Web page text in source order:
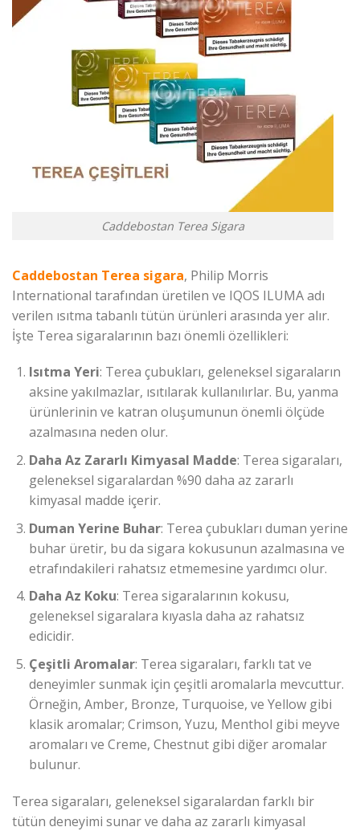
Caddebostan Terea Sigara
Caddebostan Terea sigara, Philip Morris
International tarafından üretilen ve IQOS ILUMA adı
verilen ısıtma tabanlı tütün ürünleri arasında yer alır.
İşte Terea sigaralarının bazı önemli özellikleri:
Isıtma Yeri: Terea çubukları, geleneksel sigaraların
aksine yakılmazlar, ısıtılarak kullanılırlar. Bu, yanma
ürünlerinin ve katran oluşumunun önemli ölçüde
azalmasına neden olur.
Daha Az Zararlı Kimyasal Madde: Terea sigaraları,
geleneksel sigaralardan %90 daha az zararlı
kimyasal madde içerir.
Duman Yerine Buhar: Terea çubukları duman yerine
buhar üretir, bu da sigara kokusunun azalmasına ve
etrafındakileri rahatsız etmemesine yardımcı olur.
Daha Az Koku: Terea sigaralarının kokusu,
geleneksel sigaralara kıyasla daha az rahatsız
edicidir.
Çeşitli Aromalar: Terea sigaraları, farklı tat ve
deneyimler sunmak için çeşitli aromalarla mevcuttur.
Örneğin, Amber, Bronze, Turquoise, ve Yellow gibi
klasik aromalar; Crimson, Yuzu, Menthol gibi meyve
aromaları ve Creme, Chestnut gibi diğer aromalar
bulunur.
Terea sigaraları, geleneksel sigaralardan farklı bir
tütün deneyimi sunar ve daha az zararlı kimyasal